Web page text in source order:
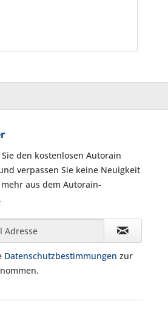
den kostenlosen Autorain
verpassen Sie keine Neuigkeit
aus dem Autorain-
Datenschutzbestimmungen zur